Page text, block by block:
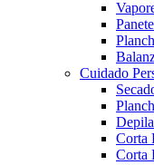
Cuidado
Corta
Corta